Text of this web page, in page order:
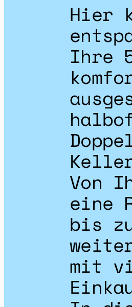
Hier
Ihre
Von
eine
bis
mit